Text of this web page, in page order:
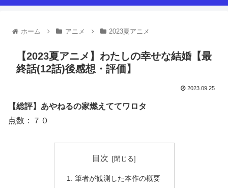
ホーム アニメ 2023夏アニメ
【2023夏アニメ】わたしの幸せな結婚【最
終話(12話)後感想・評価】
2023.09.25
【総評】あやねるの家燃えててワロタ
点数：７０
目次
筆者が観測した本作の概要